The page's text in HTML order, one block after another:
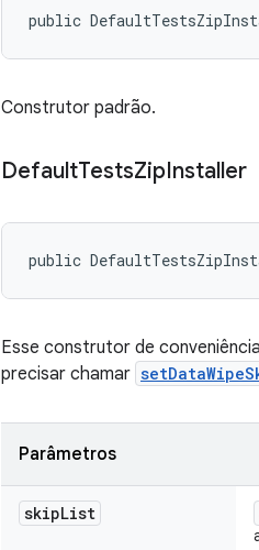
public
Construtor padrão.
DefaultTestsZipInstaller
public
Esse construtor de
precisar chamar
Parâmetros
skipList